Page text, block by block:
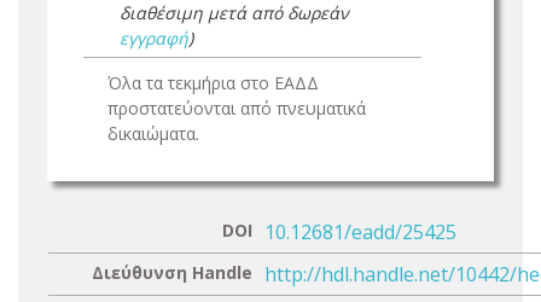
διαθέσιμη μετά από δωρεάν
εγγραφή)
Όλα τα τεκμήρια στο ΕΑΔΔ
προστατεύονται από πνευματικά
δικαιώματα.
DOI 10.12681/eadd/25425
Διεύθυνση Handle http://hdl.handle.net/10442/